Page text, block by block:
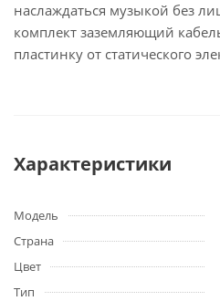
наслаждаться музыкой без
комплект заземляющий
пластинку от статического
Характеристики
Модель
Страна
Цвет
Тип